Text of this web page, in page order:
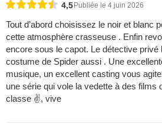
4,5 Publiée le 4 juin 2026
Tout d’abord choisissez le noir et blanc
cette atmosphère crasseuse . Enfin
encore sous le capot. Le détective privé
costume de Spider aussi . Une
musique, un excellent casting vous
une série qui vole la vedette à des films
classe ✌️, vive